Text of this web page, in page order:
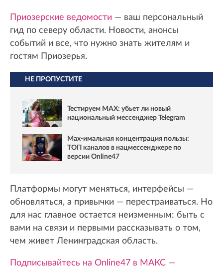
Приозерские ведомости — ваш персональный
гид по северу области. Новости, анонсы
событий и все, что нужно знать жителям и
гостям Приозерья.
НЕ ПРОПУСТИТЕ
Тестируем MAX: убьет ли новый
национальный мессенджер Telegram
Max-имальная концентрация пользы:
ТОП каналов в нацмессенджере по
версии Online47
Платформы могут меняться, интерфейсы —
обновляться, а привычки — перестраиваться. Но
для нас главное остается неизменным: быть с
вами на связи и первыми рассказывать о том,
чем живет Ленинградская область.
Подписывайтесь на Online47 в МАКС —